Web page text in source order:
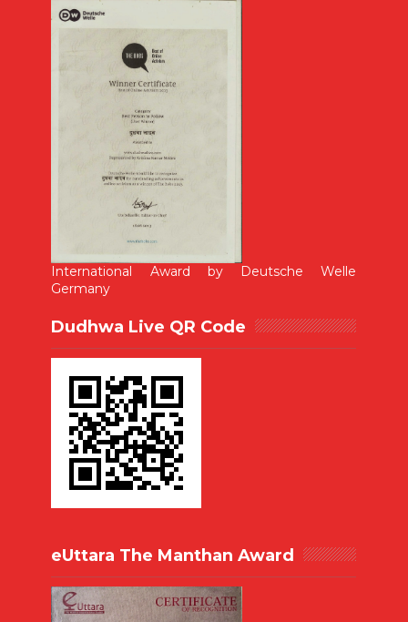
International Award by Deutsche Welle
Germany
Dudhwa Live QR Code
eUttara The Manthan Award